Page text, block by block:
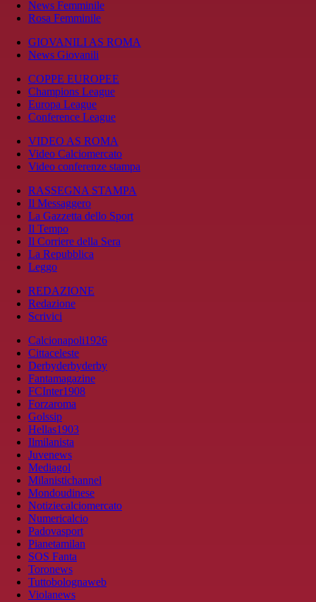
News Femminile
Rosa Femminile
GIOVANILI AS ROMA
News Giovanili
COPPE EUROPEE
Champions League
Europa League
Conference League
VIDEO AS ROMA
Video Calciomercato
Video conferenze stampa
RASSEGNA STAMPA
Il Messaggero
La Gazzetta dello Sport
Il Tempo
Il Corriere della Sera
La Repubblica
Leggo
REDAZIONE
Redazione
Scrivici
Calcionapoli1926
Cittaceleste
Derbyderbyderby
Fantamagazine
FCInter1908
Forzaroma
Golssip
Hellas1903
Ilmilanista
Juvenews
Mediagol
Milanistichannel
Mondoudinese
Notiziecalciomercato
Numericalcio
Padovasport
Pianetamilan
SOS Fanta
Toronews
Tuttobolognaweb
Violanews